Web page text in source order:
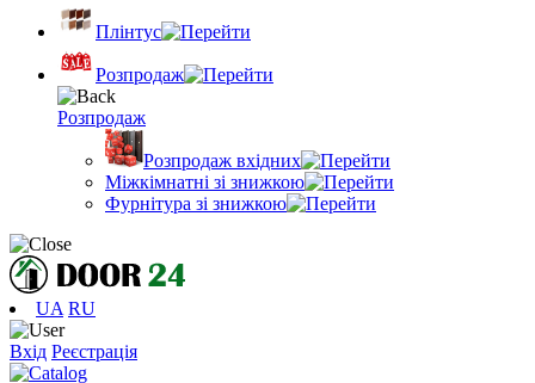
Плінтус
Розпродаж
Розпродаж
Розпродаж вхідних
Міжкімнатні зі знижкою
Фурнітура зі знижкою
UA RU
Вхід Реєстрація